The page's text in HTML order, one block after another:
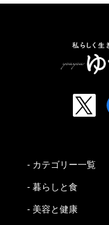
- カテゴリー一覧
- 暮らしと食
- 美容と健康